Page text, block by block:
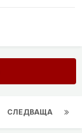
СЛЕДВАЩА